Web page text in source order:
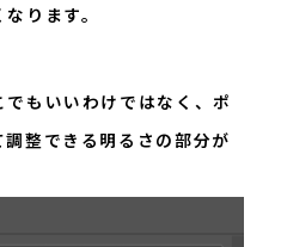
ります。
もいいわけではなく、ポ
整できる明るさの部分が